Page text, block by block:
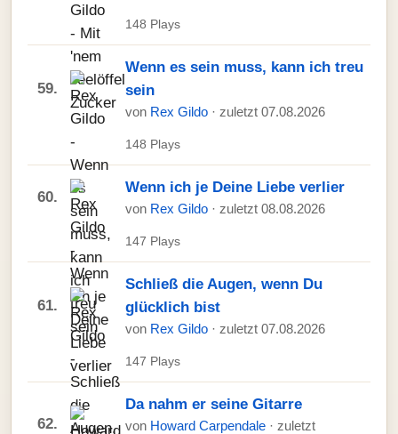
148 Plays
59.
Wenn es sein muss, kann ich treu
sein
von Rex Gildo · zuletzt 07.08.2026
148 Plays
60.
Wenn ich je Deine Liebe verlier
von Rex Gildo · zuletzt 08.08.2026
147 Plays
61.
Schließ die Augen, wenn Du
glücklich bist
von Rex Gildo · zuletzt 07.08.2026
147 Plays
62.
Da nahm er seine Gitarre
von Howard Carpendale · zuletzt